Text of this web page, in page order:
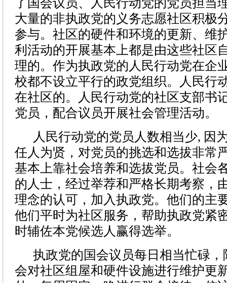
了国会议员、人民行动党的党员担当
大量的非执政党的义务志愿社区积极
参与。社区的硬件和环境的更新、维
利活动的开展基本上都是由这些社区
理的。作为执政党的人民行动党在企
校都不设立平行的政党组织。人民行
在社区的。人民行动党的社区支部书
党员，配合议员开展社会管理活动。
人民行动党的党员人数相当少, 因
任人为贤，对党员的挑选和选拔非常
基本上靠社会培养和选拔党员。社会
的人士，经过举荐和严格长期考察，
理念的认可，加入执政党。他们的主
他们平时为社区服务，帮助执政党紧
时辅佐本党候选人赢得选举。
执政党的国会议员每日相当忙碌
会对社区组屋和硬件设施进行维护更